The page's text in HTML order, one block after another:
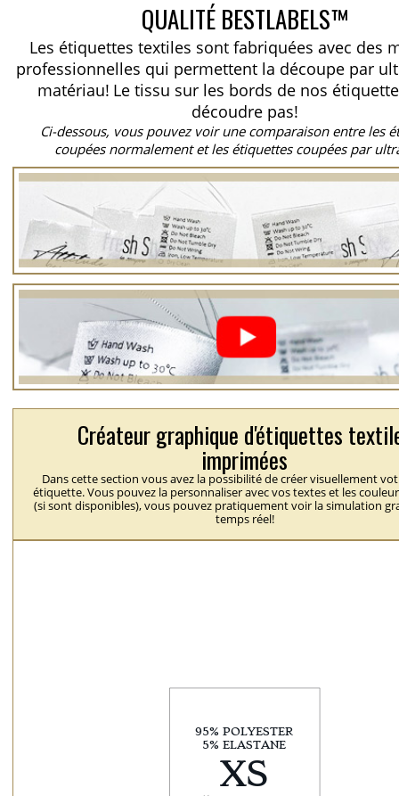
QUALITÉ BESTLABELS™
Les étiquettes textiles sont fabriquées avec des
professionnelles qui permettent la découpe par
matériau! Le tissu sur les bords de nos
découdre pas!
Ci-dessous, vous pouvez voir une comparaison entre les
coupées normalement et les étiquettes coupées par
Créateur graphique d'étiquettes
imprimées
Dans cette section vous avez la possibilité de créer visuellement
étiquette. Vous pouvez la personnaliser avec vos textes et les
(si sont disponibles), vous pouvez pratiquement voir la simulation
temps réel!